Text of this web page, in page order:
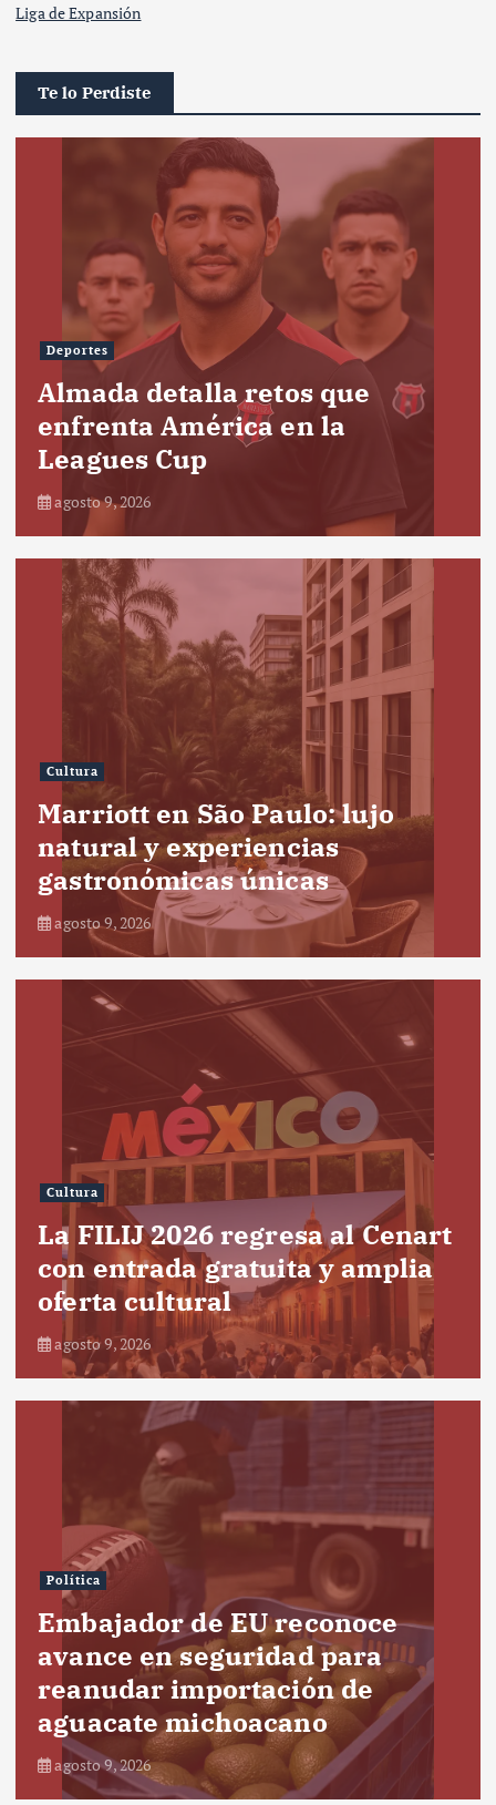
Liga de Expansión
Te lo Perdiste
Deportes
Almada detalla retos que
enfrenta América en la
Leagues Cup
agosto 9, 2026
Cultura
Marriott en São Paulo: lujo
natural y experiencias
gastronómicas únicas
agosto 9, 2026
Cultura
La FILIJ 2026 regresa al Cenart
con entrada gratuita y amplia
oferta cultural
agosto 9, 2026
Política
Embajador de EU reconoce
avance en seguridad para
reanudar importación de
aguacate michoacano
agosto 9, 2026